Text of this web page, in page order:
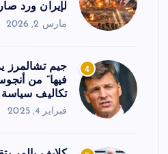
لإيران ورد
مارس 2, 2026
4
جيم تشالمرز
فيها” من
تكاليف سياسة
فبراير 4, 2025